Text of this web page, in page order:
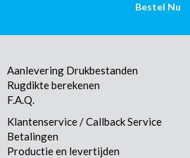
Bestel Nu
Aanlevering Drukbestanden
Rugdikte berekenen
F.A.Q.
Klantenservice / Callback Service
Betalingen
Productie en levertijden